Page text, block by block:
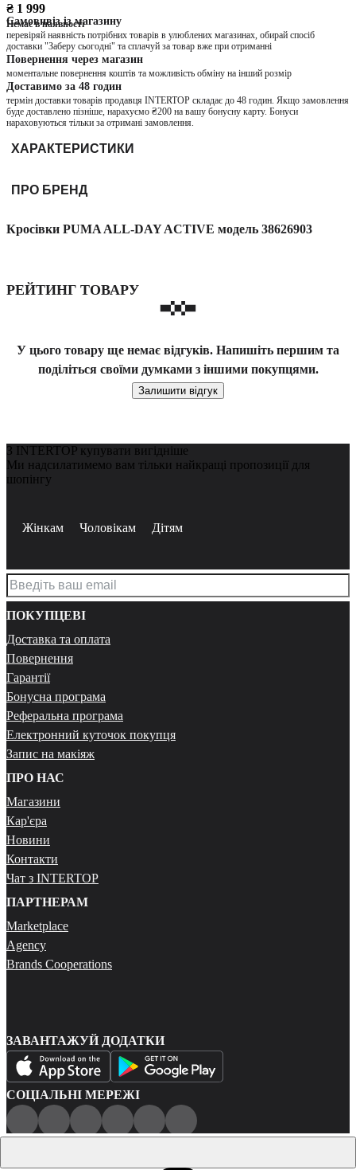
₴ 1 999
Немає в наявності
Самовивіз із магазину
перевіряй наявність потрібних товарів в улюблених магазинах, обирай спосіб
доставки "Заберу сьогодні" та сплачуй за товар вже при отриманні
Повернення через магазин
моментальне повернення коштів та можливість обміну на інший розмір
Доставимо за 48 годин
термін доставки товарів продавця INTERTOP складає до 48 годин. Якщо замовлення
буде доставлено пізніше, нарахуємо ₴200 на вашу бонусну карту. Бонуси
нараховуються тільки за отримані замовлення.
ХАРАКТЕРИСТИКИ
ПРО БРЕНД
Кросівки PUMA ALL-DAY ACTIVE модель 38626903
РЕЙТИНГ ТОВАРУ
У цього товару ще немає відгуків. Напишіть першим та
поділіться своїми думками з іншими покупцями.
Залишити відгук
З INTERTOP купувати вигідніше
Ми надсилатимемо вам тільки найкращі пропозиції для
шопінгу
Жінкам Чоловікам Дітям
ПОКУПЦЕВІ
Доставка та оплата
Повернення
Гарантії
Бонусна програма
Реферальна програма
Електронний куточок покупця
Запис на макіяж
ПРО НАС
Магазини
Кар'єра
Новини
Контакти
Чат з INTERTOP
ПАРТНЕРАМ
Marketplace
Agency
Brands Cooperations
ЗАВАНТАЖУЙ ДОДАТКИ
СОЦІАЛЬНІ МЕРЕЖІ
Політика конфіденційності